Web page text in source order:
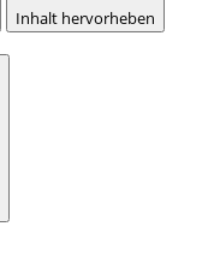
Inhalt hervorheben